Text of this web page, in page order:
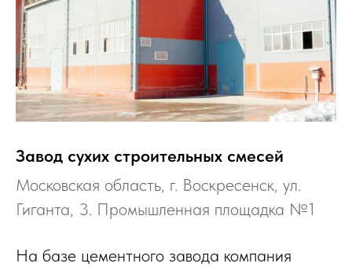
Завод сухих строительных смесей
Московская область, г. Воскресенск, ул.
Гиганта, 3. Промышленная площадка №1
На базе цементного завода компания